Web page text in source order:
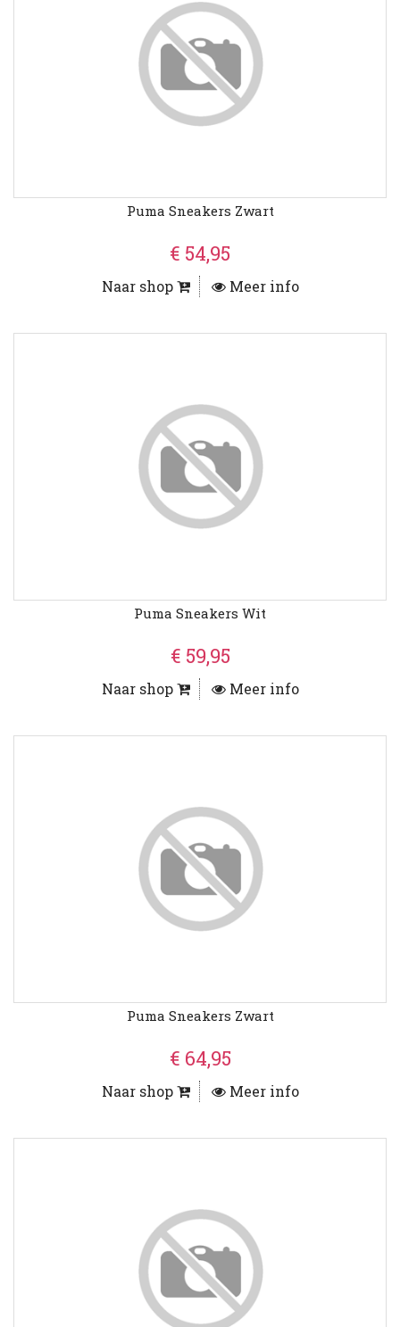
Puma Sneakers Zwart
€ 54,95
Naar shop Meer info
Puma Sneakers Wit
€ 59,95
Naar shop Meer info
Puma Sneakers Zwart
€ 64,95
Naar shop Meer info